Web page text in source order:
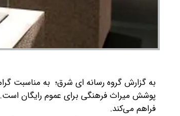
پوشش میراث فرهنگی برای عموم رایگان است.
فراهم می‌کند.